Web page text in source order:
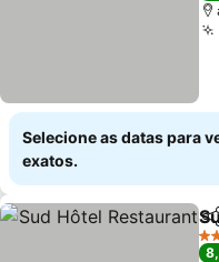
Selecione as datas para
exatos.
2